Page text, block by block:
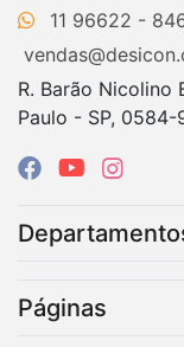
11 96622 -
R. Barão Nicolino
Paulo - SP, 0584-
Páginas